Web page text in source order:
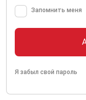
Запомнить меня
Я забыл свой пароль